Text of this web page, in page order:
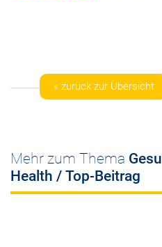
« zurück zur Übersicht
Mehr zum Thema
Health / Top-Beitrag